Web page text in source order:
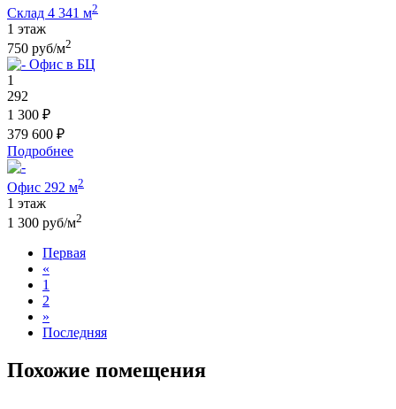
Склад 4 341 м2
1 этаж
750 руб/м2
Офис в БЦ
1
292
1 300 ₽
379 600 ₽
Подробнее
Офис 292 м2
1 этаж
1 300 руб/м2
Первая
«
1
2
»
Последняя
Похожие помещения